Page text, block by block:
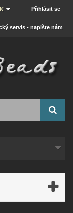
Přihlásit se
servis - napište nám